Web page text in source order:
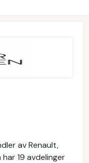
av Renault,
19 avdelinger